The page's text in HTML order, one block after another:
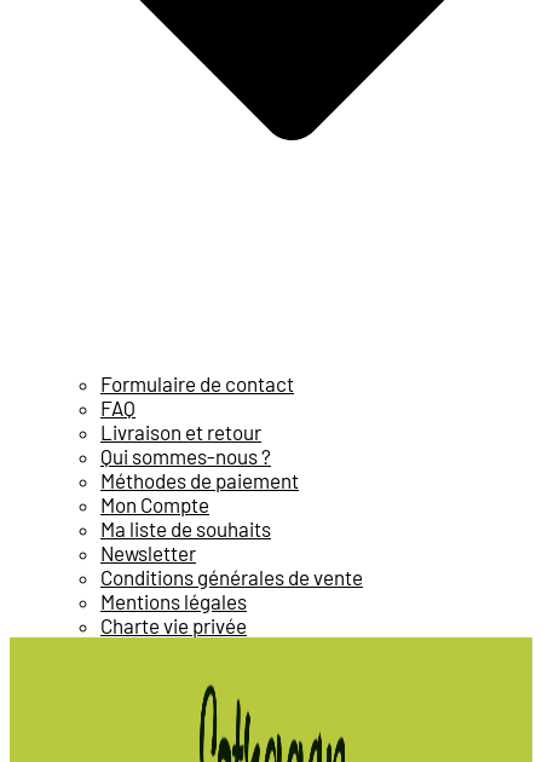
Formulaire de contact
FAQ
Livraison et retour
Qui sommes-nous ?
Méthodes de paiement
Mon Compte
Ma liste de souhaits
Newsletter
Conditions générales de vente
Mentions légales
Charte vie privée